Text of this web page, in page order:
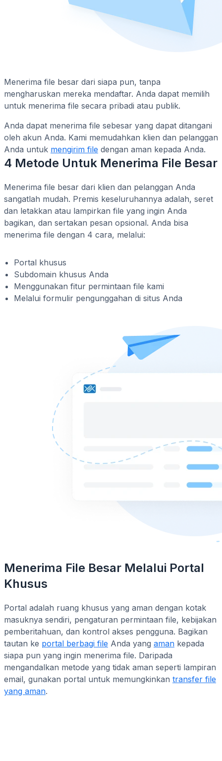
Menerima file besar dari siapa pun, tanpa
mengharuskan mereka mendaftar. Anda dapat memilih
untuk menerima file secara pribadi atau publik.
Anda dapat menerima file sebesar yang dapat ditangani
oleh akun Anda. Kami memudahkan klien dan pelanggan
Anda untuk mengirim file dengan aman kepada Anda.
4 Metode Untuk Menerima File Besar
Menerima file besar dari klien dan pelanggan Anda
sangatlah mudah. Premis keseluruhannya adalah, seret
dan letakkan atau lampirkan file yang ingin Anda
bagikan, dan sertakan pesan opsional. Anda bisa
menerima file dengan 4 cara, melalui:
Portal khusus
Subdomain khusus Anda
Menggunakan fitur permintaan file kami
Melalui formulir pengunggahan di situs Anda
Menerima File Besar Melalui Portal
Khusus
Portal adalah ruang khusus yang aman dengan kotak
masuknya sendiri, pengaturan permintaan file, kebijakan
pemberitahuan, dan kontrol akses pengguna. Bagikan
tautan ke portal berbagi file Anda yang aman kepada
siapa pun yang ingin menerima file. Daripada
mengandalkan metode yang tidak aman seperti lampiran
email, gunakan portal untuk memungkinkan transfer file
yang aman.